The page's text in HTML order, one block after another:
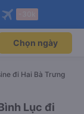
Mở app
Mở app
Chọn ngày
đi Hai Bà Trưng
Lục đi